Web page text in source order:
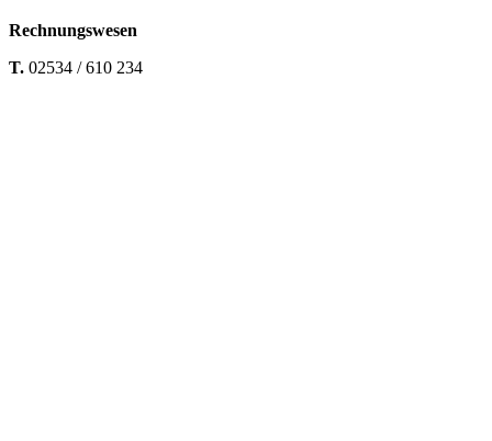
Rechnungswesen
T. 02534 / 610 234